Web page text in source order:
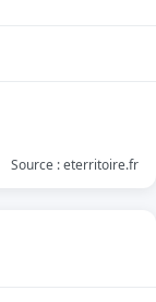
Source : eterritoire.fr